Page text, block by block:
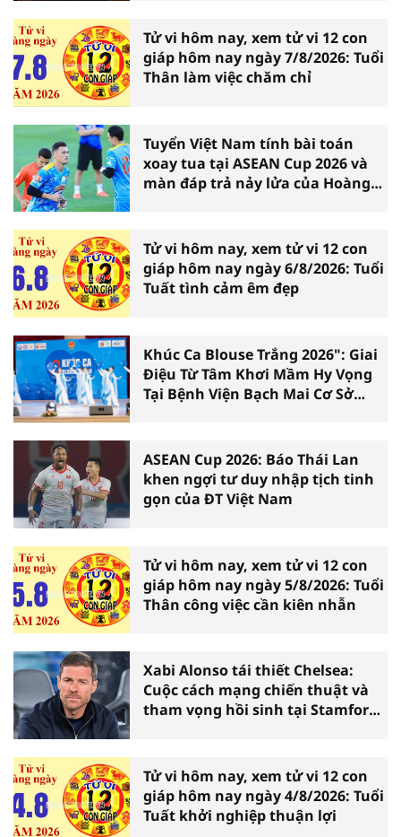
Tử vi hôm nay, xem tử vi 12 con
giáp hôm nay ngày 7/8/2026: Tuổi
Thân làm việc chăm chỉ
Tuyển Việt Nam tính bài toán
xoay tua tại ASEAN Cup 2026 và
màn đáp trả nảy lửa của Hoàng
Tử vi hôm nay, xem tử vi 12 con
giáp hôm nay ngày 6/8/2026: Tuổi
Tuất tình cảm êm đẹp
Khúc Ca Blouse Trắng 2026": Giai
Điệu Từ Tâm Khơi Mầm Hy Vọng
Tại Bệnh Viện Bạch Mai Cơ Sở
ASEAN Cup 2026: Báo Thái Lan
khen ngợi tư duy nhập tịch tinh
gọn của ĐT Việt Nam
Tử vi hôm nay, xem tử vi 12 con
giáp hôm nay ngày 5/8/2026: Tuổi
Thân công việc cần kiên nhẫn
Xabi Alonso tái thiết Chelsea:
Cuộc cách mạng chiến thuật và
tham vọng hồi sinh tại Stamford
Tử vi hôm nay, xem tử vi 12 con
giáp hôm nay ngày 4/8/2026: Tuổi
Tuất khởi nghiệp thuận lợi